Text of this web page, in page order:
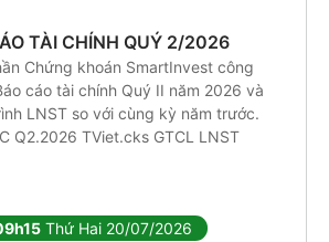
TÀI CHÍNH QUÝ 2/2026
Chứng khoán SmartInvest công
cáo tài chính Quý II năm 2026 và
LNST so với cùng kỳ năm trước.
Q2.2026 TViet.cks GTCL LNST
Thứ Hai 20/07/2026